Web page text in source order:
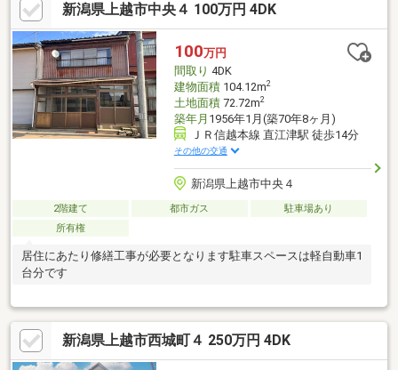
新潟県上越市中央４ 100万円 4DK
100万円
間取り 4DK
建物面積104.12m2
土地面積72.72m2
築年月 1956年1月(築70年8ヶ月)
ＪＲ信越本線 直江津駅 徒歩14分
その他の交通
新潟県上越市中央４
2階建て 都市ガス
駐車場あり
所有権
居住にあたり修繕工事が必要となります駐車スペースは軽自動車1
台分です
新潟県上越市西城町４ 250万円 4DK